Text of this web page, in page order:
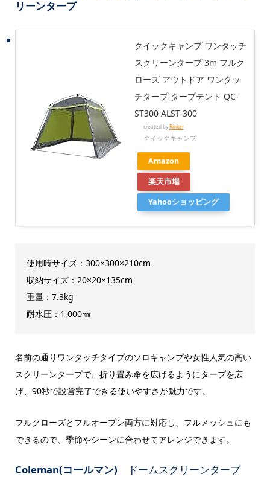
リーンタープ
クイックキャンプ ワンタッチ
スクリーンタープ 3m フルク
ローズ アウトドア ワンタッ
チタープ タープテント QC-
ST300 ALST-300
created by Rinker
クイックキャンプ
Amazon
楽天市場
Yahooショッピング
使用時サイズ：300×300×210cm
収納サイズ：20×20×135cm
重量：7.3kg
耐水圧：1,000㎜
名前の通りワンタッチタイプのソロキャンプや女性人気の高い
スクリーンタープで、折り畳み傘を広げるようにタープを広
げ、90秒で設営完了できる使いやすさが魅力です。
フルクローズとフルオープン両方に対応し、フルメッシュにも
できるので、季節やシーンに合わせてアレンジできます。
Coleman(コールマン) ドームスクリーンタープ